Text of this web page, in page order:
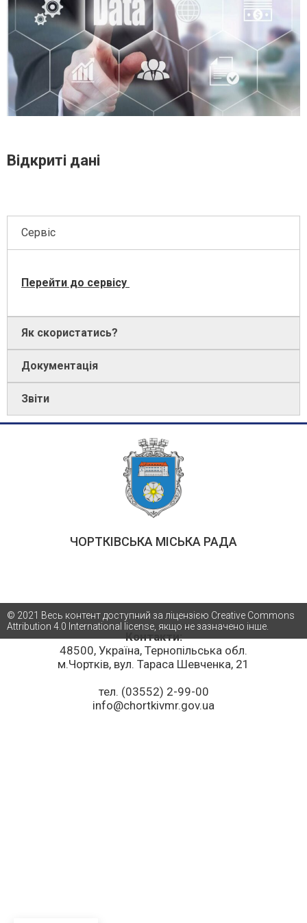
Відкриті дані
Сервіс
Перейти до сервісу
Як скористатись?
Документація
Звіти
ЧОРТКІВСЬКА МІСЬКА РАДА
Контакти:
48500, Україна, Тернопільська обл.
м.Чортків, вул. Тараса Шевченка, 21
тел. (03552) 2-99-00
info@chortkivmr.gov.ua
© 2021 Весь контент доступний за ліцензією Creative Commons
Attribution 4.0 International license, якщо не зазначено інше.